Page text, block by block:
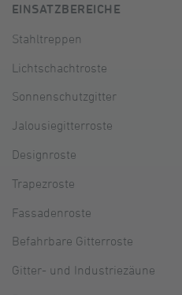
EINSATZBEREICHE
Stahltreppen
Lichtschachtroste
Sonnenschutzgitter
Jalousiegitterroste
Designroste
Trapezroste
Fassadenroste
Befahrbare Gitterroste
Gitter- und Industriezäune